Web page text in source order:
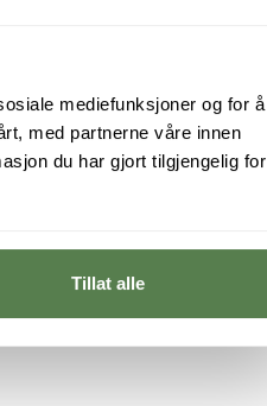
mediefunksjoner og for å
med partnerne våre innen
du har gjort tilgjengelig for
Tillat alle